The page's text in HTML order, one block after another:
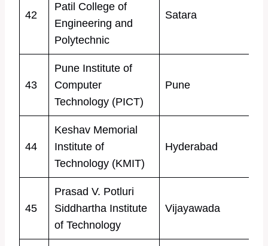
42
Patil College of
Engineering and
Polytechnic
Satara
43
Pune Institute of
Computer
Technology (PICT)
Pune
44
Keshav Memorial
Institute of
Technology (KMIT)
Hyderabad
45
Prasad V. Potluri
Siddhartha Institute
of Technology
Vijayawada